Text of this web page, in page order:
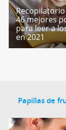
46 mejores
para leer a
en 2021
Papillas de